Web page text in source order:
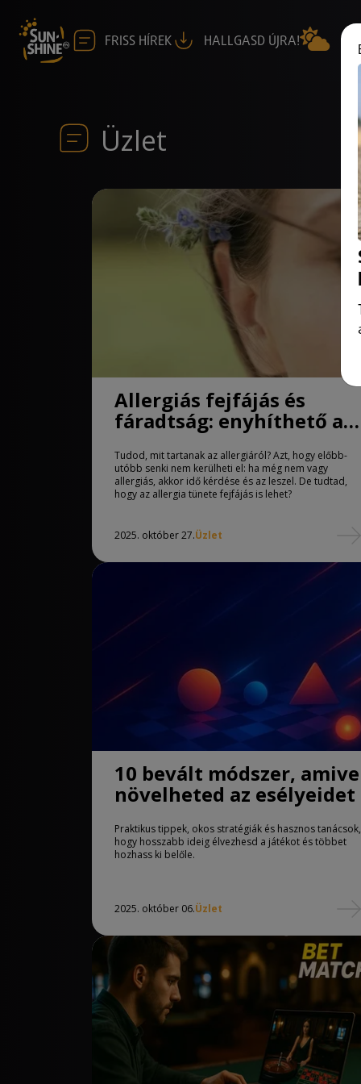
FRISS HÍREK HALLGASD ÚJRA!
Üzlet
Allergiás fejfájás és
fáradtság: enyhíthető a
Shenmen piercing
segítségével?
Tudod, mit tartanak az allergiáról? Azt, hogy előbb-
utóbb senki nem kerülheti el: ha még nem vagy
allergiás, akkor idő kérdése és az leszel. De tudtad,
hogy az allergia tünete fejfájás is lehet?
2025. október 27.Üzlet
10 bevált módszer,
növelheted az esélyeidet
Praktikus tippek, okos stratégiák és hasznos tanácsok,
hogy hosszabb ideig élvezhesd a játékot és többet
hozhass ki belőle.
2025. október 06.Üzlet